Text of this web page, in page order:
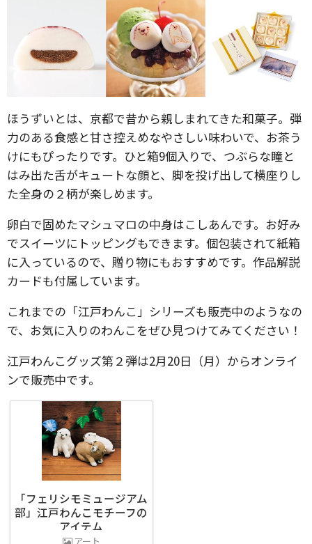
ほうずいとは、京都で昔から親しまれてきた和菓子。弾
力のある食感と甘さ控えめなやさしい味わいで、お茶う
けにもぴったりです。ひと箱9個入りで、つぶらな瞳と
はみ出た舌がキュートな顔と、脚を投げ出して横座りし
た全身の２柄が楽しめます。
卵白で固めたマシュマロの中身はこしあんです。お好み
でスイーツにトッピングもできます。個包装されて紙箱
に入っているので、贈り物にもおすすめです。作品解説
カードも付属しています。
これまでの「江戸わんこ」シリーズも販売中のようなの
で、お気に入りのわんこをぜひ見つけてみてください！
江戸わんこグッズ第２弾は2月20日（月）からオンライ
ンで販売中です。
「フェリシモミュージアム
部」江戸わんこモチーフの
アイテム
アート